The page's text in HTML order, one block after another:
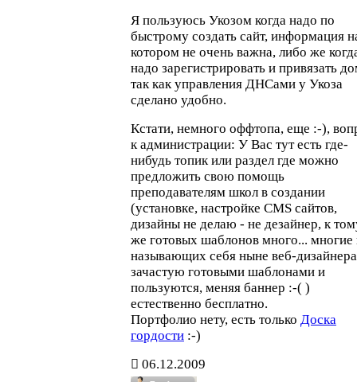
Я пользуюсь Укозом когда надо по
быстрому создать сайт, информация
котором не очень важна, либо же
надо зарегистрировать и привязать
так как управления ДНСами у Укоза
сделано удобно.
Кстати, немного оффтопа, еще :-),
к администрации: У Вас тут есть где-
нибудь топик или раздел где можно
предложить свою помощь
преподавателям школ в создании
(установке, настройке CMS сайтов,
дизайны не делаю - не дезайнер, к
же готовых шаблонов много... многие
называющих себя ныне веб-
зачастую готовыми шаблонами и
пользуются, меняя баннер :-( )
естественно бесплатно.
Портфолио нету, есть только Доска
гордости :-)
06.12.2009